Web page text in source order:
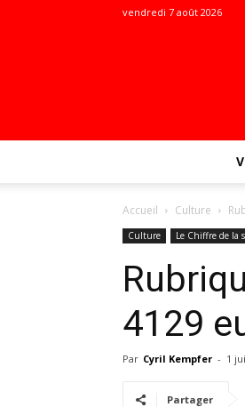
vendredi 7 août 2026
Accueil Culture
Culture Le Chiffre de la
4129
Par Cyril Kempfer - 1
Partager